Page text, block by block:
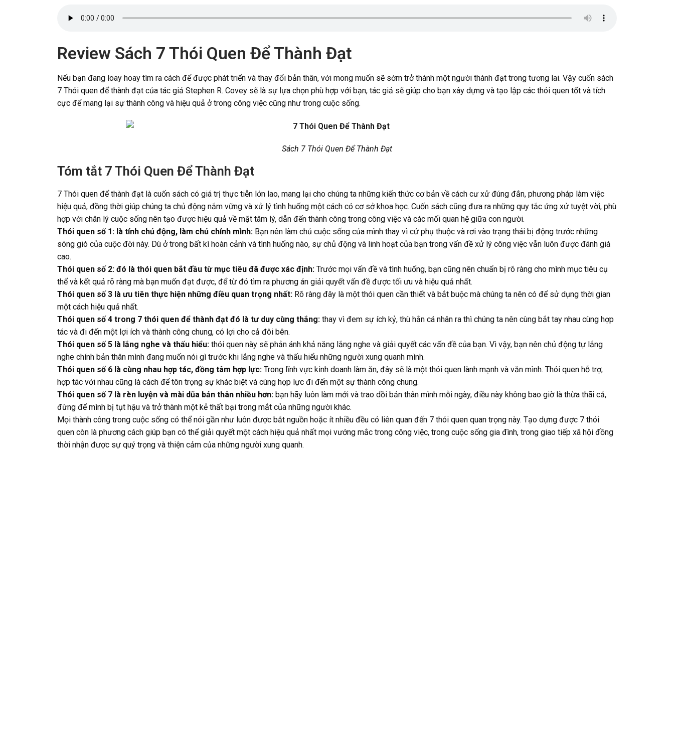
Review Sách 7 Thói Quen Để Thành Đạt
Nếu bạn đang loay hoay tìm ra cách để được phát triển và thay đổi bản thân, với mong muốn sẽ sớm trở thành một người thành đạt trong tương lai. Vậy cuốn sách
7 Thói quen để thành đạt của tác giả Stephen R. Covey sẽ là sự lựa chọn phù hợp với bạn, tác giả sẽ giúp cho bạn xây dựng và tạo lập các thói quen tốt và tích
cực để mang lại sự thành công và hiệu quả ở trong công việc cũng như trong cuộc sống.
Sách 7 Thói Quen Để Thành Đạt
Tóm tắt 7 Thói Quen Để Thành Đạt
7 Thói quen để thành đạt là cuốn sách có giá trị thực tiễn lớn lao, mang lại cho chúng ta những kiến thức cơ bản về cách cư xử đúng đắn, phương pháp làm việc
hiệu quả, đồng thời giúp chúng ta chủ động nắm vững và xử lý tình huống một cách có cơ sở khoa học. Cuốn sách cũng đưa ra những quy tắc ứng xử tuyệt vời, phù
hợp với chân lý cuộc sống nên tạo được hiệu quả về mặt tâm lý, dẫn đến thành công trong công việc và các mối quan hệ giữa con người.
Thói quen số 1: là tính chủ động, làm chủ chính mình: Bạn nên làm chủ cuộc sống của mình thay vì cứ phụ thuộc và rơi vào trạng thái bị động trước những
sóng gió của cuộc đời này. Dù ở trong bất kì hoàn cảnh và tình huống nào, sự chủ động và linh hoạt của bạn trong vấn đề xử lý công việc vẫn luôn được đánh giá
cao.
Thói quen số 2: đó là thói quen bắt đầu từ mục tiêu đã được xác định: Trước mọi vấn đề và tình huống, bạn cũng nên chuẩn bị rõ ràng cho mình mục tiêu cụ
thể và kết quả rõ ràng mà bạn muốn đạt được, để từ đó tìm ra phương án giải quyết vấn đề được tối ưu và hiệu quả nhất.
Thói quen số 3 là ưu tiên thực hiện những điều quan trọng nhất: Rõ ràng đây là một thói quen cần thiết và bắt buộc mà chúng ta nên có để sử dụng thời gian
một cách hiệu quả nhất.
Thói quen số 4 trong 7 thói quen để thành đạt đó là tư duy cùng thắng: thay vì đem sự ích kỷ, thù hằn cá nhân ra thì chúng ta nên cùng bắt tay nhau cùng hợp
tác và đi đến một lợi ích và thành công chung, có lợi cho cả đôi bên.
Thói quen số 5 là lắng nghe và thấu hiểu: thói quen này sẽ phản ánh khả năng lắng nghe và giải quyết các vấn đề của bạn. Vì vậy, bạn nên chủ động tự lắng
nghe chính bản thân mình đang muốn nói gì trước khi lắng nghe và thấu hiểu những người xung quanh mình.
Thói quen số 6 là cùng nhau hợp tác, đồng tâm hợp lực: Trong lĩnh vực kinh doanh làm ăn, đây sẽ là một thói quen lành mạnh và văn mình. Thói quen hỗ trợ,
hợp tác với nhau cũng là cách để tôn trọng sự khác biệt và cùng hợp lực đi đến một sự thành công chung.
Thói quen số 7 là rèn luyện và mài dũa bản thân nhiều hơn: bạn hãy luôn làm mới và trao dồi bản thân mình mỗi ngày, điều này không bao giờ là thừa thãi cả,
đừng để mình bị tụt hậu và trở thành một kẻ thất bại trong mắt của những người khác.
Mọi thành công trong cuộc sống có thể nói gần như luôn được bắt nguồn hoặc ít nhiều đều có liên quan đến 7 thói quen quan trọng này. Tạo dựng được 7 thói
quen còn là phương cách giúp bạn có thể giải quyết một cách hiệu quả nhất mọi vướng mắc trong công việc, trong cuộc sống gia đình, trong giao tiếp xã hội đồng
thời nhận được sự quý trọng và thiện cảm của những người xung quanh.